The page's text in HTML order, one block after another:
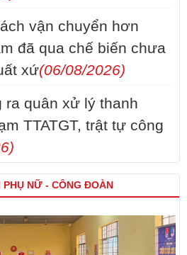
vận chuyển hơn
đã qua chế biến chưa
xứ(06/08/2026)
ra quân xử lý thanh
TTATGT, trật tự công
NỮ - CÔNG ĐOÀN